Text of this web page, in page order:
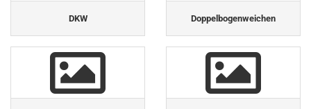
DKW Doppelbogenweichen